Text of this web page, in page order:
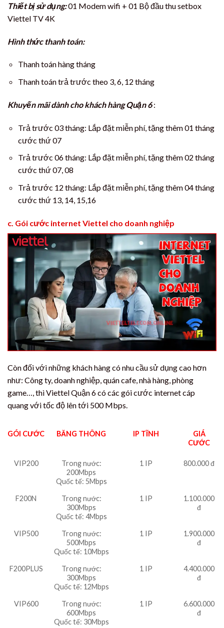
Thiết bị sử dụng:01 Modem wifi + 01 Bộ đầu thu setbox
Viettel TV 4K
Hình thức thanh toán:
Thanh toán hàng tháng
Thanh toán trả trước theo 3, 6, 12 tháng
Khuyến mãi dành cho khách hàng Quận 6:
Trả trước 03 tháng: Lắp đặt miễn phí, tặng thêm 01 tháng
cước thứ 07
Trả trước 06 tháng: Lắp đặt miễn phí, tặng thêm 02 tháng
cước thứ 07, 08
Trả trước 12 tháng: Lắp đặt miễn phí, tặng thêm 04 tháng
cước thứ 13, 14, 15,16
c. Gói cước internet Viettel cho doanh nghiệp
Còn đối với những khách hàng có nhu cầu sử dụng cao hơn
như: Công ty, doanh nghiệp, quán cafe, nhà hàng, phòng
game…, thì Viettel Quận 6 có các gói cước internet cáp
quang với tốc độ lên tới 500 Mbps.
GÓI CƯỚC BĂNG THÔNG IP TĨNH
GIÁ
CƯỚC
VIP200
Trong nước:
200Mbps
Quốc tế: 5Mbps
1 IP 800.000 đ
F200N
Trong nước:
300Mbps
Quốc tế: 4Mbps
1 IP
1.100.000
đ
VIP500
Trong nước:
500Mbps
Quốc tế: 10Mbps
1 IP
1.900.000
đ
F200PLUS
Trong nước:
300Mbps
Quốc tế: 12Mbps
1 IP
4.400.000
đ
VIP600
Trong nước:
600Mbps
Quốc tế: 30Mbps
1 IP
6.600.000
đ